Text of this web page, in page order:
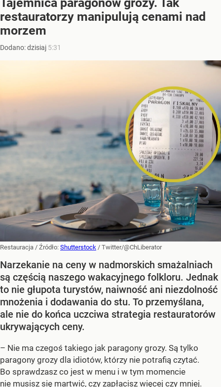
restauratorzy manipulują cenami nad
morzem
Dodano:dzisiaj 5:31
Restauracja / Źródło: Shutterstock / Twitter/@ChLiberator
Narzekanie na ceny w nadmorskich smażalniach
są częścią naszego wakacyjnego folkloru. Jednak
to nie głupota turystów, naiwność ani niezdolność
mnożenia i dodawania do stu. To przemyślana,
ale nie do końca uczciwa strategia restauratorów
ukrywających ceny.
– Nie ma czegoś takiego jak paragony grozy. Są tylko
paragony grozy dla idiotów, którzy nie potrafią czytać.
Bo sprawdzasz co jest w menu i w tym momencie
nie musisz się martwić, czy zapłacisz więcej czy mniej.